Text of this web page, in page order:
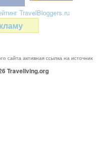
сайта активная ссылка на источник
Traveliving.org